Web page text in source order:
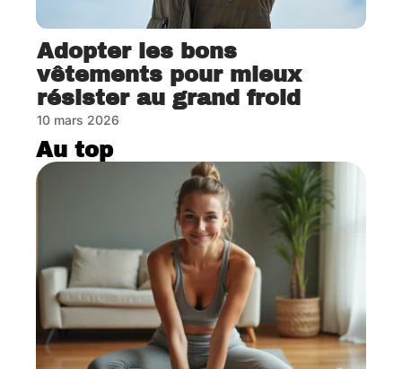
Adopter les bons
vêtements pour mieux
résister au grand froid
10 mars 2026
Au top